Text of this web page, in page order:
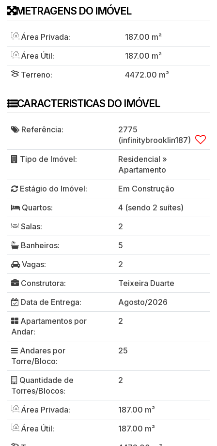
METRAGENS DO IMÓVEL
Área Privada: 187.00 m²
Área Útil:
187.00 m²
Terreno:
4472.00 m²
CARACTERISTICAS DO IMÓVEL
Referência:
2775
(infinitybrooklin187)
Tipo de Imóvel:
Residencial »
Apartamento
Estágio do Imóvel:
Em Construção
Quartos:
4 (sendo 2 suítes)
Salas:
2
Banheiros:
5
Vagas:
2
Construtora:
Teixeira Duarte
Data de Entrega:
Agosto/2026
Apartamentos por
Andar:
2
Andares por
Torre/Bloco:
25
Quantidade de
Torres/Blocos:
2
Área Privada:
187.00 m²
Área Útil:
187.00 m²